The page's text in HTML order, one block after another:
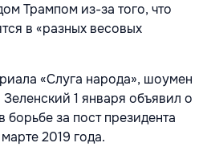
Трампом из-за того, что
в «разных весовых
«Слуга народа», шоумен
1 января объявил о
борьбе за пост президента
2019 года.